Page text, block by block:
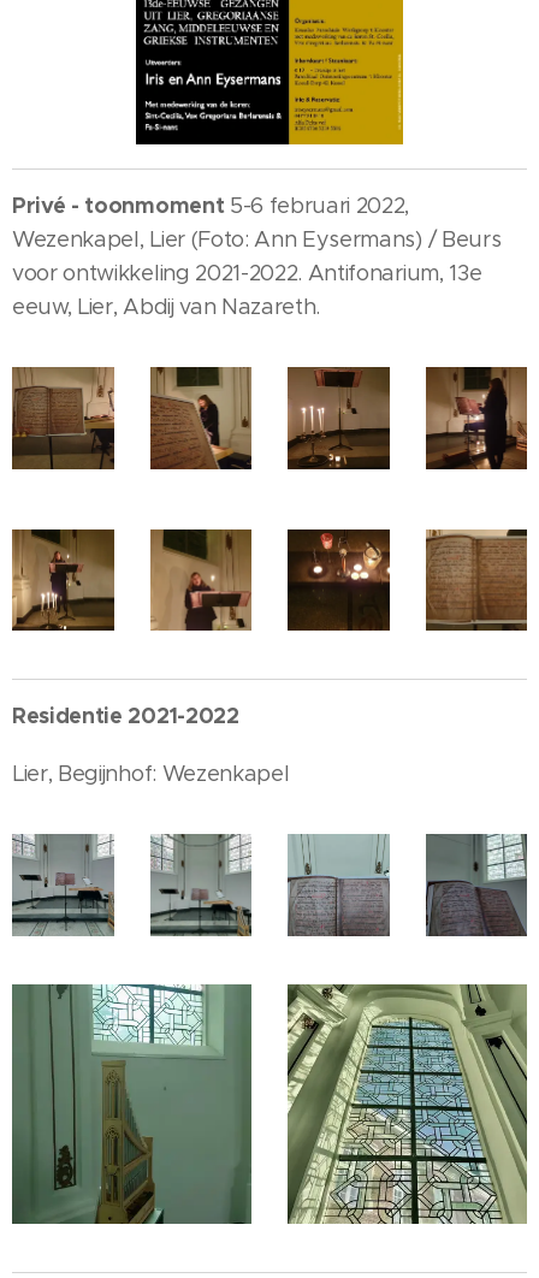
Privé - toonmoment5-6 februari 2022,
Wezenkapel, Lier (Foto: Ann Eysermans) / Beurs
voor ontwikkeling 2021-2022. Antifonarium, 13e
eeuw, Lier, Abdij van Nazareth.
Residentie 2021-2022
Lier, Begijnhof: Wezenkapel